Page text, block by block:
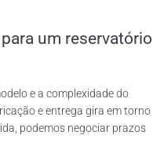
um reservatório
e a complexidade do
e entrega gira em torno
podemos negociar prazos